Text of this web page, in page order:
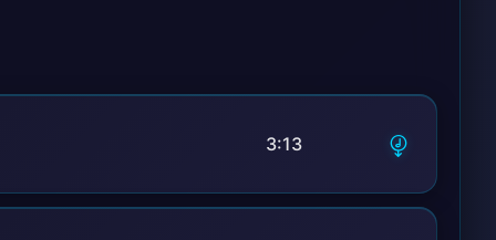
3:13